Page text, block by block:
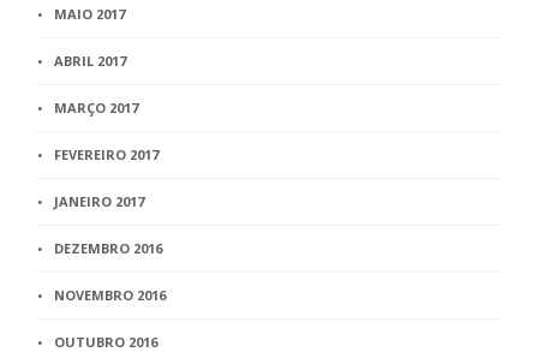
MAIO 2017
ABRIL 2017
MARÇO 2017
FEVEREIRO 2017
JANEIRO 2017
DEZEMBRO 2016
NOVEMBRO 2016
OUTUBRO 2016